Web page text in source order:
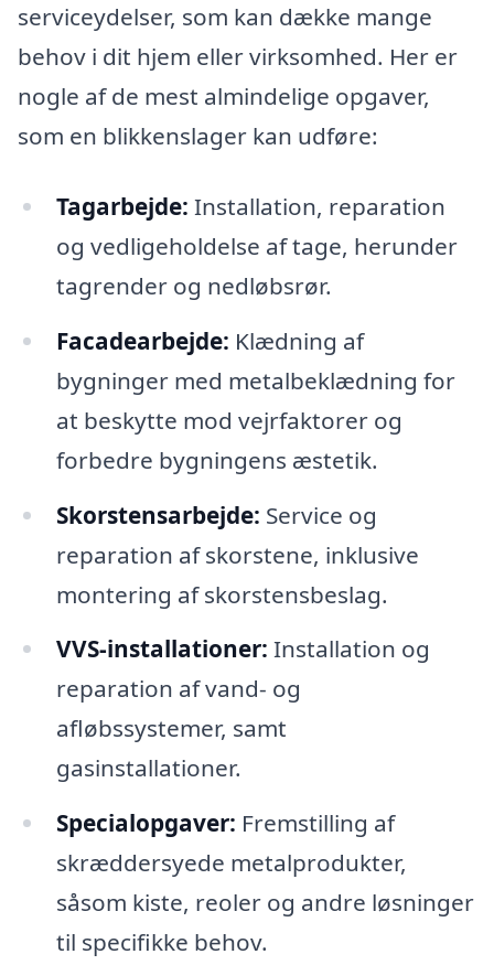
serviceydelser, som kan dække mange
behov i dit hjem eller virksomhed. Her er
nogle af de mest almindelige opgaver,
som en blikkenslager kan udføre:
Tagarbejde: Installation, reparation
og vedligeholdelse af tage, herunder
tagrender og nedløbsrør.
Facadearbejde: Klædning af
bygninger med metalbeklædning for
at beskytte mod vejrfaktorer og
forbedre bygningens æstetik.
Skorstensarbejde: Service og
reparation af skorstene, inklusive
montering af skorstensbeslag.
VVS-installationer: Installation og
reparation af vand- og
afløbssystemer, samt
gasinstallationer.
Specialopgaver: Fremstilling af
skræddersyede metalprodukter,
såsom kiste, reoler og andre løsninger
til specifikke behov.